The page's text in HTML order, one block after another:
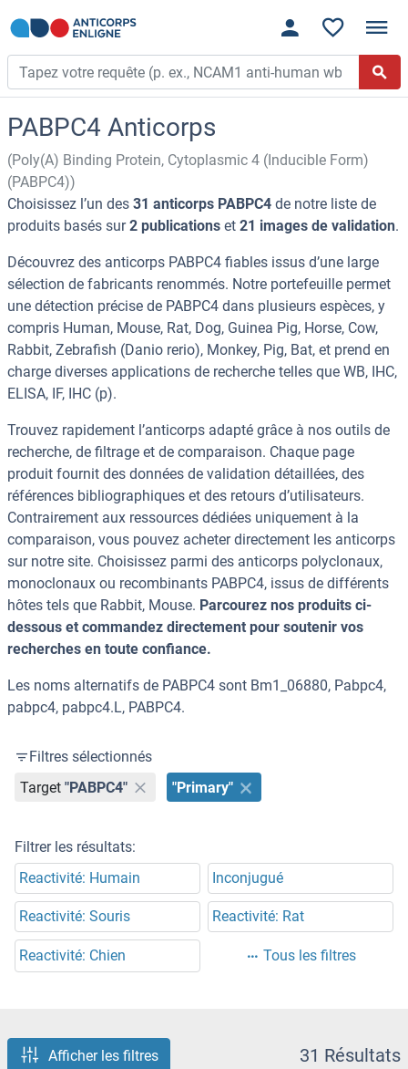
PABPC4 Anticorps
(Poly(A) Binding Protein, Cytoplasmic 4 (Inducible Form)
(PABPC4))
Choisissez l’un des 31 anticorps PABPC4 de notre liste de
produits basés sur2 publications et 21 images de validation.
Découvrez des anticorps PABPC4 fiables issus d’une large
sélection de fabricants renommés. Notre portefeuille permet
une détection précise de PABPC4 dans plusieurs espèces, y
compris Human, Mouse, Rat, Dog, Guinea Pig, Horse, Cow,
Rabbit, Zebrafish (Danio rerio), Monkey, Pig, Bat, et prend en
charge diverses applications de recherche telles que WB, IHC,
ELISA, IF, IHC (p).
Trouvez rapidement l’anticorps adapté grâce à nos outils de
recherche, de filtrage et de comparaison. Chaque page
produit fournit des données de validation détaillées, des
références bibliographiques et des retours d’utilisateurs.
Contrairement aux ressources dédiées uniquement à la
comparaison, vous pouvez acheter directement les anticorps
sur notre site. Choisissez parmi des anticorps polyclonaux,
monoclonaux ou recombinants PABPC4, issus de différents
hôtes tels que Rabbit, Mouse. Parcourez nos produits ci-
dessous et commandez directement pour soutenir vos
recherches en toute confiance.
Les noms alternatifs de PABPC4 sont Bm1_06880, Pabpc4,
pabpc4, pabpc4.L, PABPC4.
Filtres sélectionnés
Target "PABPC4" "Primary"
Filtrer les résultats:
Reactivité: Humain
Inconjugué
Reactivité: Souris Reactivité: Rat
Reactivité: Chien Tous les filtres
Afficher les filtres 31 Résultats